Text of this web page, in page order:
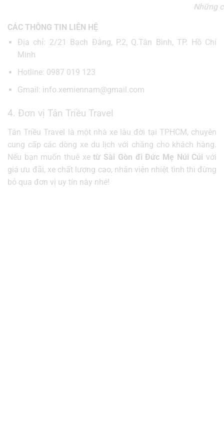
Những
CÁC THÔNG TIN LIÊN HỆ
Địa chỉ: 2/21 Bạch Đằng, P.2, Q.Tân Bình, TP. Hồ Chí
Minh
Hotline: 0987 019 123
Gmail: info.xemiennam@gmail.com
4. Đơn vị Tân Triều Travel
Tân Triều Travel là một nhà xe lâu đời tại TPHCM, chuyên
cung cấp các dòng xe du lịch với chăng cho khách hàng.
Nếu bạn muốn thuê xetừ Sài Gòn đi Đức Mẹ Núi Cúivới
giá ưu đãi, xe chất lượng cao, nhân viên nhiệt tình thì đừng
bỏ qua đơn vị uy tín này nhé!